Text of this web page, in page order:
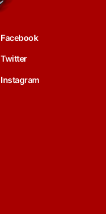
Facebook
Twitter
Instagram